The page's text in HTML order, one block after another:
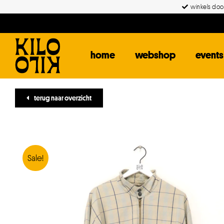
inhoud
winkels
home webshop events
terug naar overzicht
Sale!